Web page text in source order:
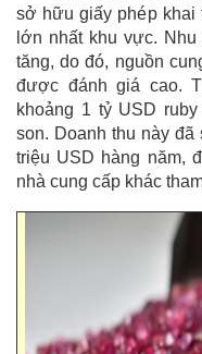
sở hữu giấy phép khai
lớn nhất khu vực.
tăng, do đó, nguồn
được đánh giá cao.
khoảng 1 tỷ USD
son. Doanh thu này
triệu USD hàng năm,
nhà cung cấp khác